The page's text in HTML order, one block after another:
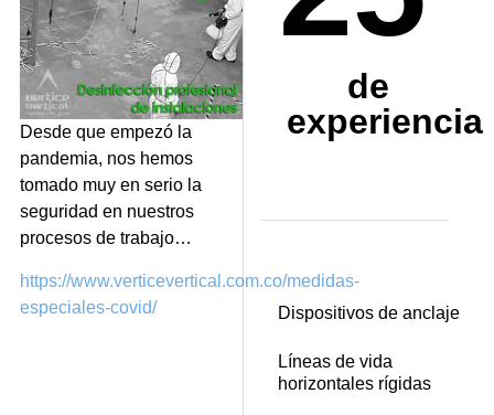
Desde que empezó la
pandemia, nos hemos
tomado muy en serio la
seguridad en nuestros
procesos de trabajo…
https://www.verticevertical.com.co/medidas-
especiales-covid/
de
experiencia
Dispositivos de anclaje
Líneas de vida
horizontales rígidas